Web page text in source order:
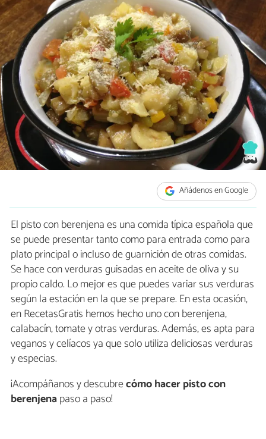
Añádenos en Google
El pisto con berenjena es una comida típica española que
se puede presentar tanto como para entrada como para
plato principal o incluso de guarnición de otras comidas.
Se hace con verduras guisadas en aceite de oliva y su
propio caldo. Lo mejor es que puedes variar sus verduras
según la estación en la que se prepare. En esta ocasión,
en RecetasGratis hemos hecho uno con berenjena,
calabacín, tomate y otras verduras. Además, es apta para
veganos y celíacos ya que solo utiliza deliciosas verduras
y especias.
¡Acompáñanos y descubrecómo hacer pisto con
berenjenapaso a paso!